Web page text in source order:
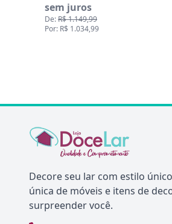
sem juros
De:R$ 1.149,99
Por: R$ 1.034,99
Decore seu lar com estilo
única de móveis e itens de
surpreender você.